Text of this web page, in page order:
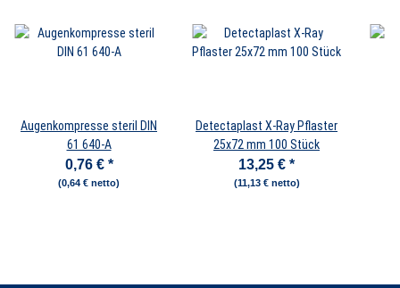
Augenkompresse steril DIN
61 640-A
0,76 € *
(0,64 € netto)
Detectaplast X-Ray Pflaster
25x72 mm 100 Stück
13,25 € *
(11,13 € netto)